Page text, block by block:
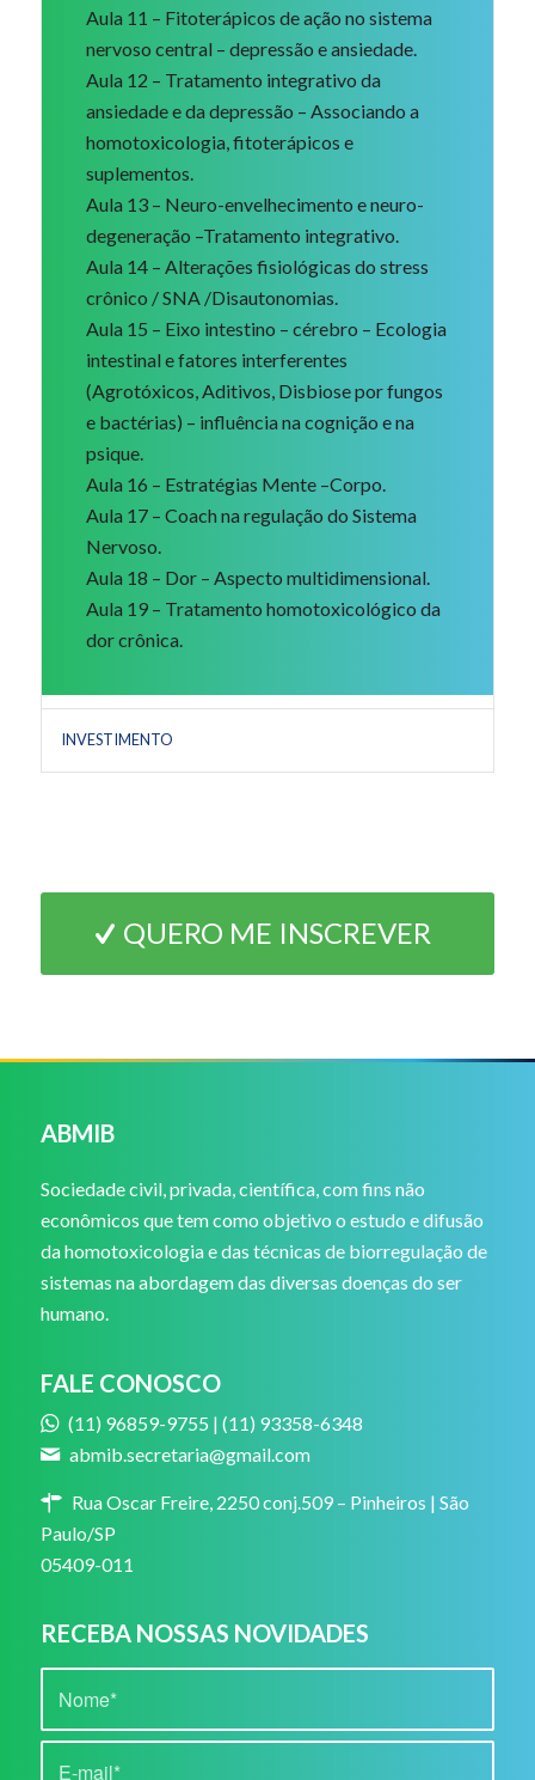
Aula 11 – Fitoterápicos de ação no sistema
nervoso central – depressão e ansiedade.
Aula 12 – Tratamento integrativo da
ansiedade e da depressão – Associando a
homotoxicologia, fitoterápicos e
suplementos.
Aula 13 – Neuro-envelhecimento e neuro-
degeneração –Tratamento integrativo.
Aula 14 – Alterações fisiológicas do stress
crônico / SNA /Disautonomias.
Aula 15 – Eixo intestino – cérebro – Ecologia
intestinal e fatores interferentes
(Agrotóxicos, Aditivos, Disbiose por fungos
e bactérias) – influência na cognição e na
psique.
Aula 16 – Estratégias Mente –Corpo.
Aula 17 – Coach na regulação do Sistema
Nervoso.
Aula 18 – Dor – Aspecto multidimensional.
Aula 19 – Tratamento homotoxicológico da
dor crônica.
INVESTIMENTO
QUERO ME INSCREVER
ABMIB
Sociedade civil, privada, científica, com fins não
econômicos que tem como objetivo o estudo e difusão
da homotoxicologia e das técnicas de biorregulação de
sistemas na abordagem das diversas doenças do ser
humano.
FALE CONOSCO
(11) 96859-9755 | (11) 93358-6348
abmib.secretaria@gmail.com
Rua Oscar Freire, 2250 conj.509 – Pinheiros | São
Paulo/SP
05409-011
RECEBA NOSSAS NOVIDADES